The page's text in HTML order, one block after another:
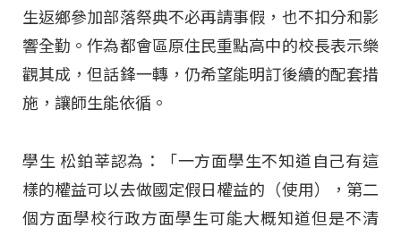
生返鄉參加部落祭典不必再請事假，也不扣分和影
響全勤。作為都會區原住民重點高中的校長表示樂
觀其成，但話鋒一轉，仍希望能明訂後續的配套措
施，讓師生能依循。
學生 松鉑莘認為：「一方面學生不知道自己有這
樣的權益可以去做國定假日權益的（使用），第二
個方面學校行政方面學生可能大概知道但是不清